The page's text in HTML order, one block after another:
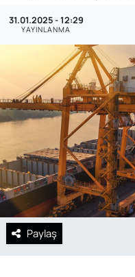
31.01.2025 - 12:29
YAYINLANMA
Paylaş